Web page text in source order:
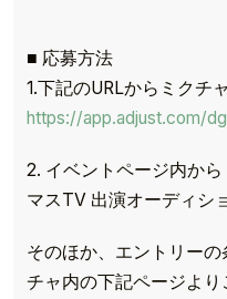
■ 応募方法
1.下記のURLからミクチ
https://app.adjust.com/
2. イベントページ内か
マスTV 出演オーディシ
そのほか、エントリー
チャ内の下記ページより